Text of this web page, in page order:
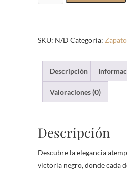
negro
SKU: N/D Categoría:
Descripción
Valoraciones (0)
Descripción
Descubre la elegancia
victoria negro, donde cada